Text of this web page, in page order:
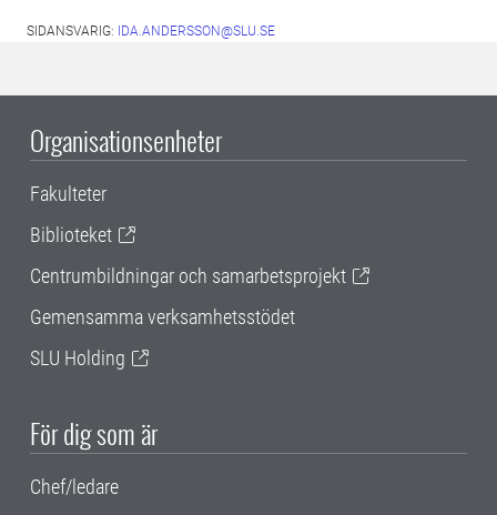
SIDANSVARIG: IDA.ANDERSSON@SLU.SE
Organisationsenheter
Fakulteter
Biblioteket
Centrumbildningar och samarbetsprojekt
Gemensamma verksamhetsstödet
SLU Holding
För dig som är
Chef/ledare